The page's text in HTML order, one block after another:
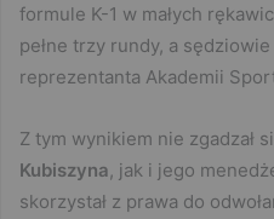
formule K-1 w małych
pełne trzy rundy, a
reprezentanta Akademii
Z tym wynikiem nie zgadzał
Kubiszyna, jak i jego
skorzystał z prawa do